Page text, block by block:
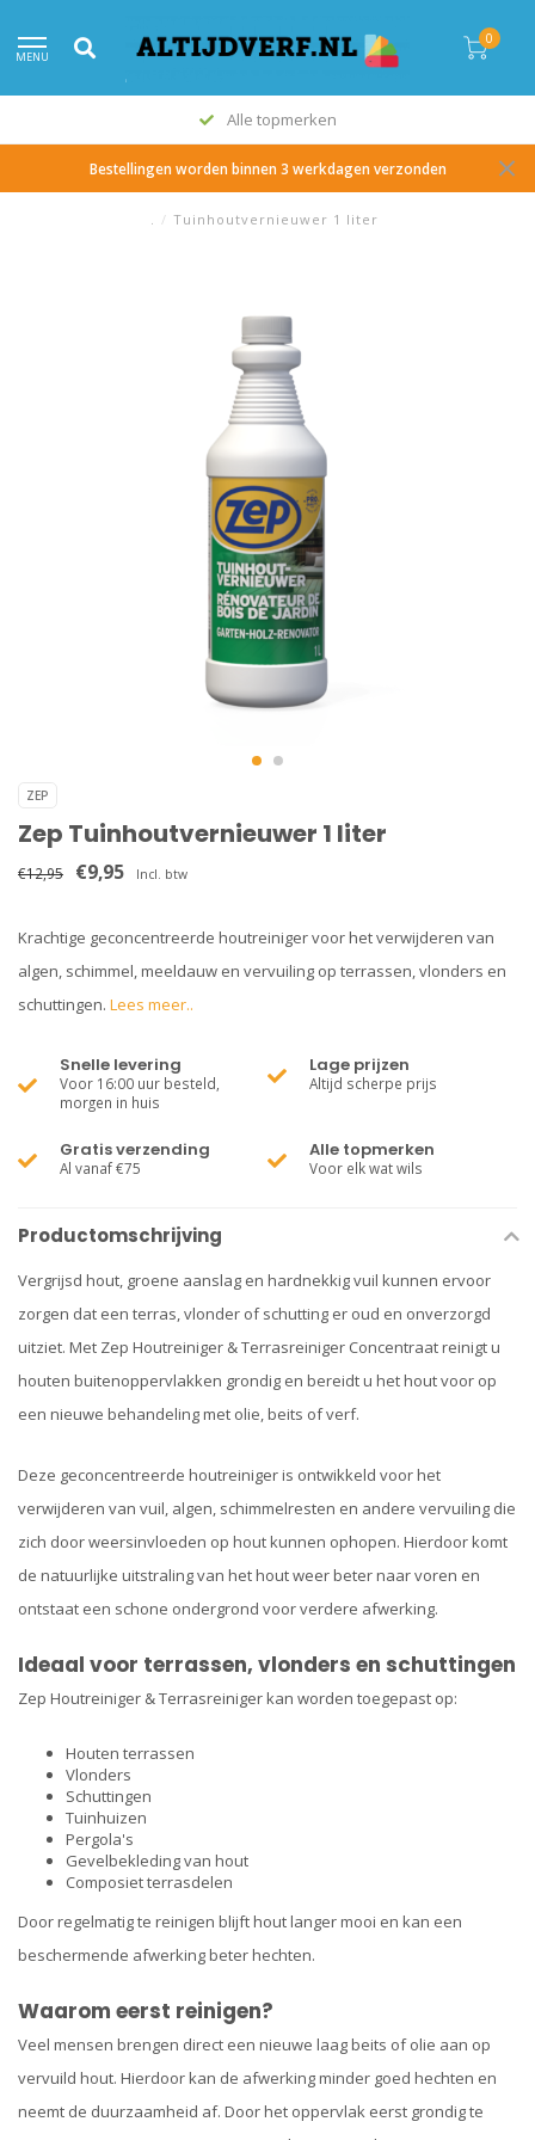
MENU
0
Alle topmerken
Bestellingen worden binnen 3 werkdagen verzonden
. / Tuinhoutvernieuwer 1 liter
ZEP
Zep Tuinhoutvernieuwer 1 liter
€12,95 €9,95 Incl. btw
Krachtige geconcentreerde houtreiniger voor het verwijderen van
algen, schimmel, meeldauw en vervuiling op terrassen, vlonders en
schuttingen. Lees meer..
Snelle levering
Voor 16:00 uur besteld,
morgen in huis
Lage prijzen
Altijd scherpe prijs
Gratis verzending
Al vanaf €75
Alle topmerken
Voor elk wat wils
Productomschrijving
Vergrijsd hout, groene aanslag en hardnekkig vuil kunnen ervoor
zorgen dat een terras, vlonder of schutting er oud en onverzorgd
uitziet. Met Zep Houtreiniger & Terrasreiniger Concentraat reinigt u
houten buitenoppervlakken grondig en bereidt u het hout voor op
een nieuwe behandeling met olie, beits of verf.
Deze geconcentreerde houtreiniger is ontwikkeld voor het
verwijderen van vuil, algen, schimmelresten en andere vervuiling die
zich door weersinvloeden op hout kunnen ophopen. Hierdoor komt
de natuurlijke uitstraling van het hout weer beter naar voren en
ontstaat een schone ondergrond voor verdere afwerking.
Ideaal voor terrassen, vlonders en schuttingen
Zep Houtreiniger & Terrasreiniger kan worden toegepast op:
Houten terrassen
Vlonders
Schuttingen
Tuinhuizen
Pergola's
Gevelbekleding van hout
Composiet terrasdelen
Door regelmatig te reinigen blijft hout langer mooi en kan een
beschermende afwerking beter hechten.
Waarom eerst reinigen?
Veel mensen brengen direct een nieuwe laag beits of olie aan op
vervuild hout. Hierdoor kan de afwerking minder goed hechten en
neemt de duurzaamheid af. Door het oppervlak eerst grondig te